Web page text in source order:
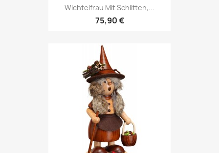
Wichtelfrau Mit Schlitten,...
75,90 €